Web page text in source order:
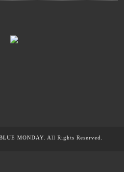
MONDAY. All Rights Reserved.